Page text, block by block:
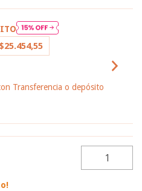
$25.454,55
Transferencia o depósito